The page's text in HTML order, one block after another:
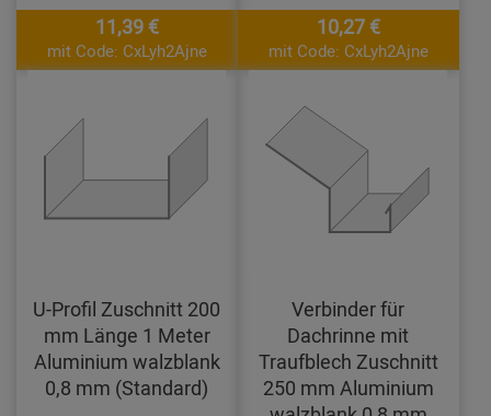
11,39 €
mit Code: CxLyh2Ajne
10,27 €
mit Code: CxLyh2Ajne
U-Profil Zuschnitt 200
mm Länge 1 Meter
Aluminium walzblank
0,8 mm (Standard)
Verbinder für
Dachrinne mit
Traufblech Zuschnitt
250 mm Aluminium